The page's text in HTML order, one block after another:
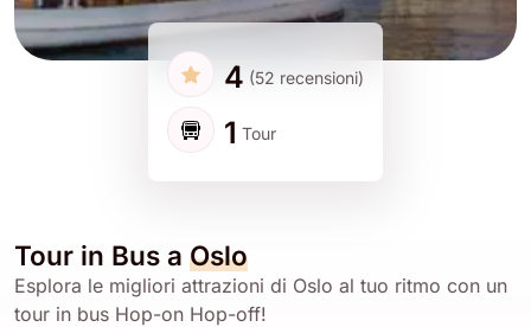
4 (52 recensioni)
1 Tour
Tour in Bus a Oslo
Esplora le migliori attrazioni di Oslo al tuo ritmo con un
tour in bus Hop-on Hop-off!